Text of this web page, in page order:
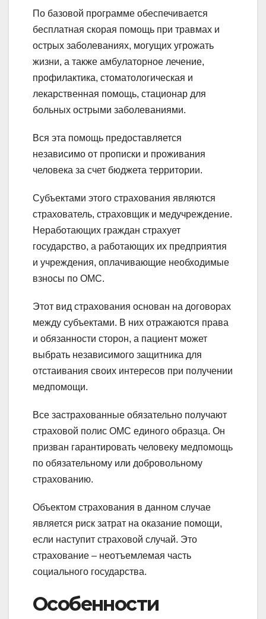
По базовой программе обеспечивается
бесплатная скорая помощь при травмах и
острых заболеваниях, могущих угрожать
жизни, а также амбулаторное лечение,
профилактика, стоматологическая и
лекарственная помощь, стационар для
больных острыми заболеваниями.
Вся эта помощь предоставляется
независимо от прописки и проживания
человека за счет бюджета территории.
Субъектами этого страхования являются
страхователь, страховщик и медучреждение.
Неработающих граждан страхует
государство, а работающих их предприятия
и учреждения, оплачивающие необходимые
взносы по ОМС.
Этот вид страхования основан на договорах
между субъектами. В них отражаются права
и обязанности сторон, а пациент может
выбрать независимого защитника для
отстаивания своих интересов при получении
медпомощи.
Все застрахованные обязательно получают
страховой полис ОМС единого образца. Он
призван гарантировать человеку медпомощь
по обязательному или добровольному
страхованию.
Объектом страхования в данном случае
является риск затрат на оказание помощи,
если наступит страховой случай. Это
страхование – неотъемлемая часть
социального государства.
Особенности